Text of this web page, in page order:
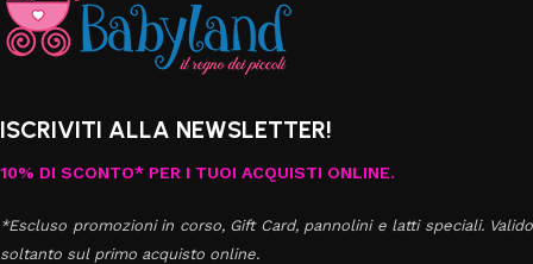
ISCRIVITI ALLA NEWSLETTER!
10% DI SCONTO* PER I TUOI ACQUISTI ONLINE.
*Escluso promozioni in corso, Gift Card, pannolini e latti speciali. Valido
soltanto sul primo acquisto online.